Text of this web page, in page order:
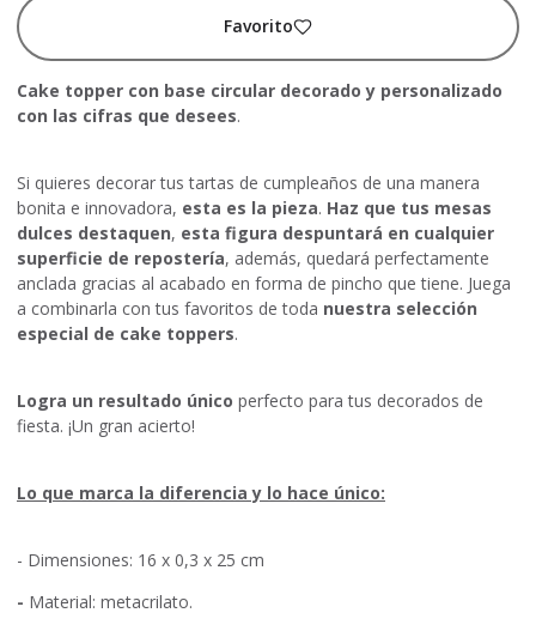
Favorito
Cake topper con base circular decorado y personalizado
con las cifras que desees.
Si quieres decorar tus tartas de cumpleaños de una manera
bonita e innovadora, esta es la pieza. Haz que tus mesas
dulces destaquen, esta figura despuntará en cualquier
superficie de repostería, además, quedará perfectamente
anclada gracias al acabado en forma de pincho que tiene. Juega
a combinarla con tus favoritos de toda nuestra selección
especial de cake toppers.
Logra un resultado único perfecto para tus decorados de
fiesta. ¡Un gran acierto!
Lo que marca la diferencia y lo hace único:
- Dimensiones: 16 x 0,3 x 25 cm
- Material: metacrilato.